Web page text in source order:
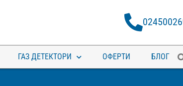
ГАЗ ДЕТЕКТОРИ ОФЕРТИ БЛОГ